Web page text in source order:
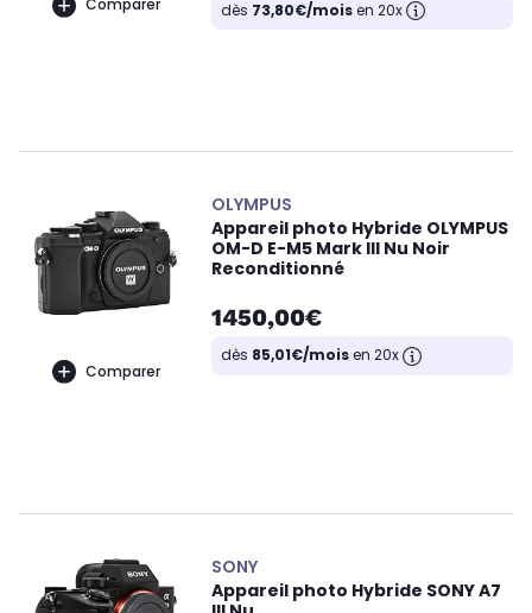
Comparer dès 73,80€/moisen 20x
Comparer
OLYMPUS
Appareil photo Hybride OLYMPUS
OM-D E-M5 Mark III Nu Noir
Reconditionné
1450,00€
dès 85,01€/moisen 20x
SONY
Appareil photo Hybride SONY A7